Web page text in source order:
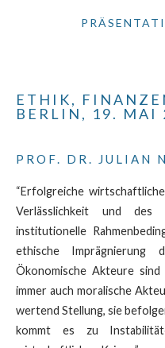
ETHIK,
BERLIN, 19. MAI
PROF. DR. JULIAN
“Erfolgreiche
Verlässlichkeit und
institutionelle
ethische Imprägnierung
Ökonomische Akteure
immer auch moralische
wertend Stellung, sie
kommt es zu